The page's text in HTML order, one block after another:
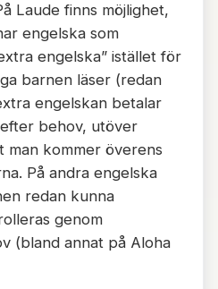
Laude finns möjlighet,
engelska som
engelska” istället för
barnen läser (redan
engelskan betalar
behov, utöver
man kommer överens
På andra engelska
redan kunna
genom
(bland annat på Aloha